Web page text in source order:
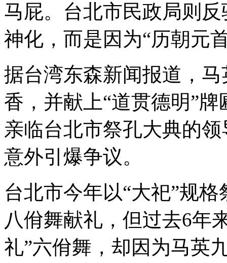
马屁。台北市民政局则
神化，而是因为“历朝元
据台湾东森新闻报道，
香，并献上“道贯德明”
亲临台北市祭孔大典的
意外引爆争议。
台北市今年以“大祀”规
八佾舞献礼，但过去6年
礼”六佾舞，却因为马英